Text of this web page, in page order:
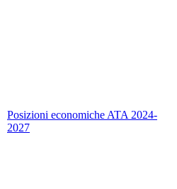
Posizioni economiche ATA 2024-
2027